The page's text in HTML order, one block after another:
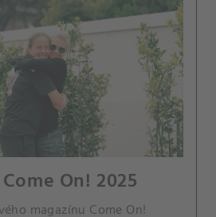
On! 2025
magazínu Come On!